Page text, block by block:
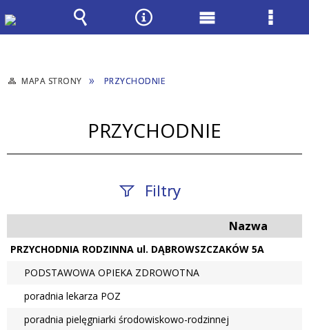
MAPA STRONY PRZYCHODNIE
PRZYCHODNIE
Filtry
nazwisko
Nazwa
PRZYCHODNIA RODZINNA ul. DĄBROWSZCZAKÓW 5A
PODSTAWOWA OPIEKA ZDROWOTNA
poradnia lekarza POZ
poradnia pielęgniarki środowiskowo-rodzinnej
Wyszukiwarka
NarzędziaMenu
Menu